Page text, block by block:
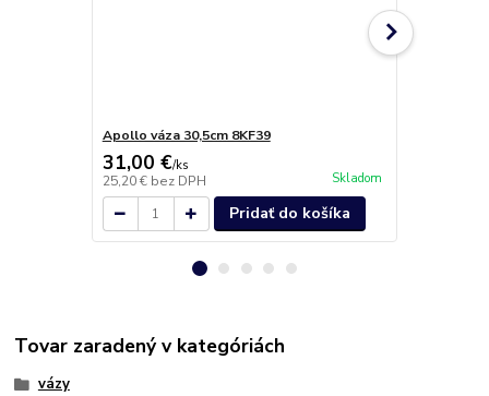
Apollo váza 30,5cm 8KF39
31,00 €/ks
25,20 € bez DPH Skladom
Pridať do košíka
Tovar zaradený v kategóriách
vázy